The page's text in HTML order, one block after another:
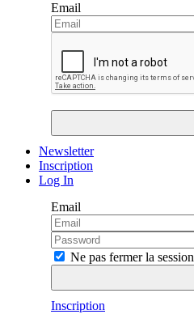
Email
Newsletter
Inscription
Log In
Email
Ne pas fermer la session
Inscription